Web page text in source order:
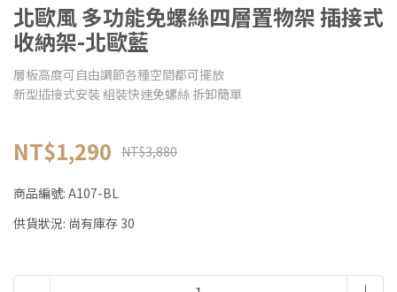
北歐風 多功能免螺絲四層置物架 插接式
收納架-北歐藍
層板高度可自由調節各種空間都可擺放
新型插接式安裝 組裝快速免螺絲 拆卸簡單
NT$1,290 NT$3,880
商品編號: A107-BL
供貨狀況: 尚有庫存 30